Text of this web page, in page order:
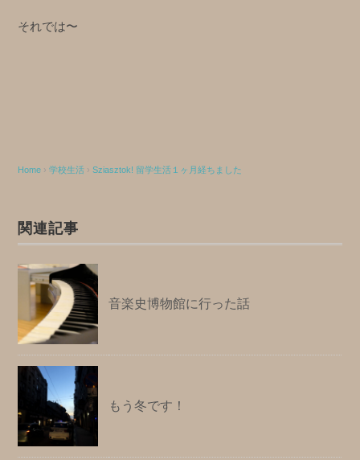
それでは〜
Home ›学校生活 ›Sziasztok! 留学生活１ヶ月経ちました
関連記事
音楽史博物館に行った話
もう冬です！